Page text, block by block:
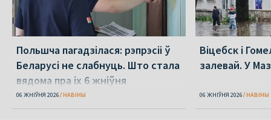
Польшча пагадзілася: рэпрэсіі ў
Беларусі не слабнуць. Што стала
вядома пра іх 6 жніўня
06 ЖНІЎНЯ 2026 НАВІНЫ
Віцебск і
залевай. У
06 ЖНІЎНЯ 2026 НАВІНЫ